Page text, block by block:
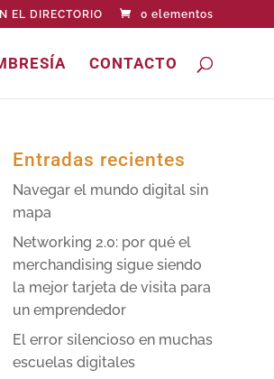
EL DIRECTORIO 0 elementos
CONTACTO
Entradas recientes
Navegar el mundo digital sin
mapa
Networking 2.0: por qué el
merchandising sigue siendo
la mejor tarjeta de visita para
un emprendedor
El error silencioso en muchas
escuelas digitales